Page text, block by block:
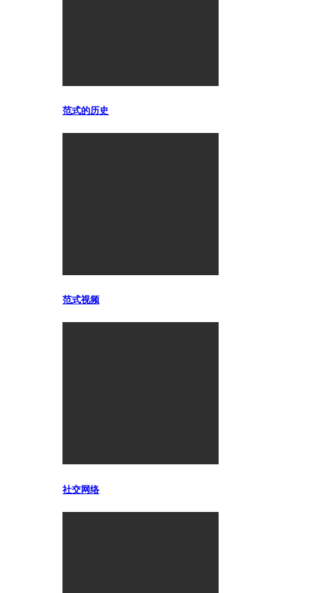
范式的历史
范式视频
社交网络